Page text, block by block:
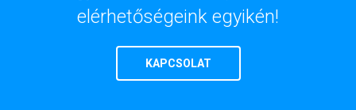
elérhetőségeink egyikén!
KAPCSOLAT